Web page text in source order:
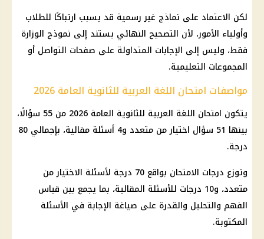
لكن الاعتماد على نماذج غير رسمية قد يسبب ارتباكًا للطلاب
وأولياء الأمور، لأن التصحيح النهائي يستند إلى نموذج الوزارة
فقط، وليس إلى الإجابات المتداولة على صفحات التواصل أو
المجموعات التعليمية.
مواصفات امتحان اللغة العربية للثانوية العامة 2026
يتكون امتحان اللغة العربية
للثانوية العامة 2026 من 55 سؤالًا،
بينها 51 سؤال اختيار من متعدد و4 أسئلة مقالية، بإجمالي 80
درجة.
وتوزع درجات الامتحان بواقع 70 درجة لأسئلة الاختيار من
متعدد، و10 درجات للأسئلة المقالية، بما يجمع بين قياس
الفهم والتحليل والقدرة على صياغة الإجابة في الأسئلة
المكتوبة.